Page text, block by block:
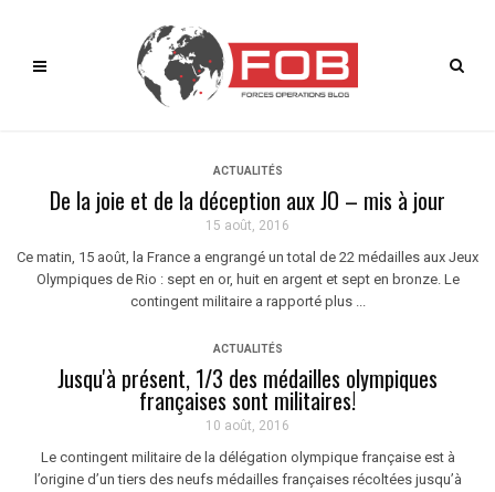
ACTUALITÉS
De la joie et de la déception aux JO – mis à jour
15 août, 2016
Ce matin, 15 août, la France a engrangé un total de 22 médailles aux Jeux
Olympiques de Rio : sept en or, huit en argent et sept en bronze. Le
contingent militaire a rapporté plus ...
ACTUALITÉS
Jusqu'à présent, 1/3 des médailles olympiques
françaises sont militaires!
10 août, 2016
Le contingent militaire de la délégation olympique française est à
l’origine d’un tiers des neufs médailles françaises récoltées jusqu’à